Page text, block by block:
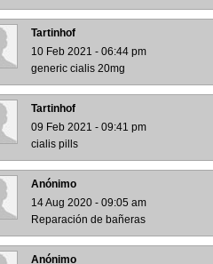
Tartinhof
10 Feb 2021 - 06:44 pm
generic cialis 20mg
Tartinhof
09 Feb 2021 - 09:41 pm
cialis pills
Anónimo
14 Aug 2020 - 09:05 am
Reparación de bañeras
Anónimo